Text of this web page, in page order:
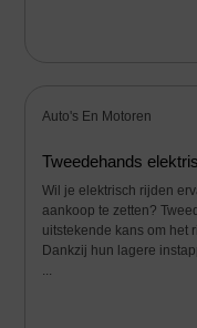
Auto's En Motoren
Tweedehands
Wil je elektrisch rijden
aankoop te zetten?
uitstekende kans om het
Dankzij hun lagere
...